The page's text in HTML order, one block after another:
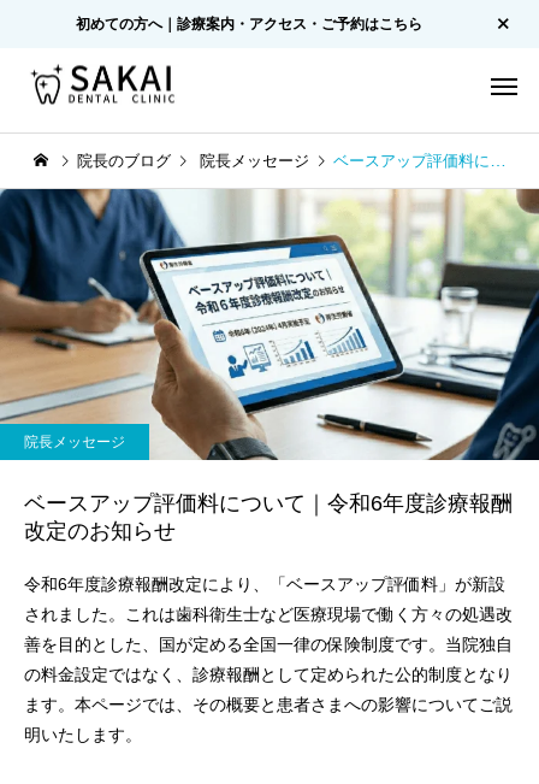
初めての方へ｜診療案内・アクセス・ご予約はこちら
院長のブログ 院長メッセージ ベースアップ評価料について｜令和6年度診療報酬改定のお知らせ
院長メッセージ
ベースアップ評価料について｜令和6年度診療報酬
改定のお知らせ
令和6年度診療報酬改定により、「ベースアップ評価料」が新設
されました。これは歯科衛生士など医療現場で働く方々の処遇改
善を目的とした、国が定める全国一律の保険制度です。当院独自
の料金設定ではなく、診療報酬として定められた公的制度となり
ます。本ページでは、その概要と患者さまへの影響についてご説
明いたします。